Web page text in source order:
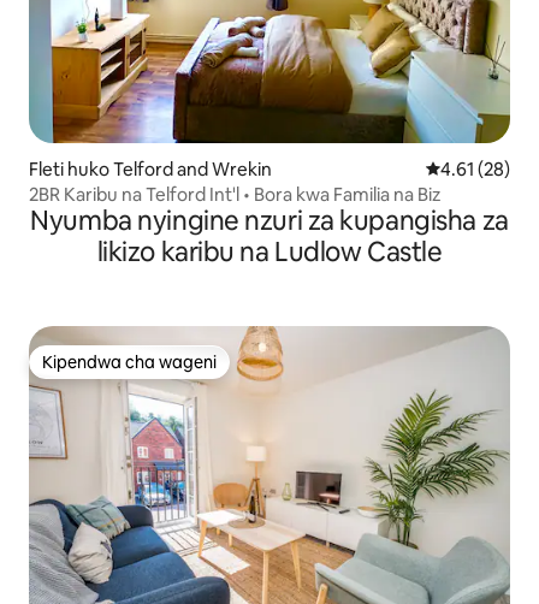
Fleti huko Telford and Wrekin Ukadiriaji wa
4.61 (28)
2BR Karibu na Telford Int'l • Bora kwa Familia na Biz
Nyumba nyingine nzuri za kupangisha za
likizo karibu na Ludlow Castle
Kipendwa cha wageni
Kipendwa cha wageni